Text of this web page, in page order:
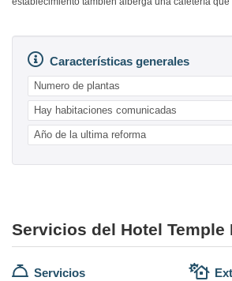
Características generales
Numero de plantas
Hay habitaciones comunicadas
Año de la ultima reforma
Servicios del Hotel Temple
Servicios